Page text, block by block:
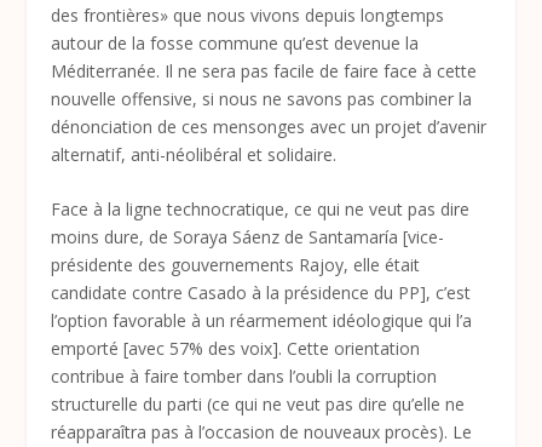
des frontières» que nous vivons depuis longtemps
autour de la fosse commune qu’est devenue la
Méditerranée. Il ne sera pas facile de faire face à cette
nouvelle offensive, si nous ne savons pas combiner la
dénonciation de ces mensonges avec un projet d’avenir
alternatif, anti-néolibéral et solidaire.
Face à la ligne technocratique, ce qui ne veut pas dire
moins dure, de Soraya Sáenz de Santamaría [vice-
présidente des gouvernements Rajoy, elle était
candidate contre Casado à la présidence du PP], c’est
l’option favorable à un réarmement idéologique qui l’a
emporté [avec 57% des voix]. Cette orientation
contribue à faire tomber dans l’oubli la corruption
structurelle du parti (ce qui ne veut pas dire qu’elle ne
réapparaîtra pas à l’occasion de nouveaux procès). Le